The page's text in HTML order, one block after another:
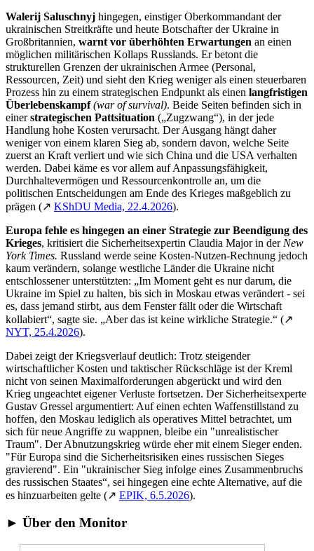
Walerij Saluschnyj hingegen, einstiger Oberkommandant der
ukrainischen Streitkräfte und heute Botschafter der Ukraine in
Großbritannien, warnt vor überhöhten Erwartungen an einen
möglichen militärischen Kollaps Russlands. Er betont die
strukturellen Grenzen der ukrainischen Armee (Personal,
Ressourcen, Zeit) und sieht den Krieg weniger als einen steuerbaren
Prozess hin zu einem strategischen Endpunkt als einen langfristigen
Überlebenskampf (war of survival). Beide Seiten befinden sich in
einerstrategischen Pattsituation („Zugzwang“), in der jede
Handlung hohe Kosten verursacht. Der Ausgang hängt daher
weniger von einem klaren Sieg ab, sondern davon, welche Seite
zuerst an Kraft verliert und wie sich China und die USA verhalten
werden. Dabei käme es vor allem auf Anpassungsfähigkeit,
Durchhaltevermögen und Ressourcenkontrolle an, um die
politischen Entscheidungen am Ende des Krieges maßgeblich zu
prägen (↗ KShDU Media, 22.4.2026).
Europa fehle es hingegen an einer Strategie zur Beendigung des
Krieges, kritisiert die Sicherheitsexpertin Claudia Major in der New
York Times. Russland werde seine Kosten-Nutzen-Rechnung jedoch
kaum verändern, solange westliche Länder die Ukraine nicht
entschlossener unterstützten: „Im Moment geht es nur darum, die
Ukraine im Spiel zu halten, bis sich in Moskau etwas verändert - sei
es, dass jemand stirbt, aus dem Fenster fällt oder die Wirtschaft
kollabiert“, sagte sie. „Aber das ist keine wirkliche Strategie.“ (↗
NYT, 25.4.2026).
Dabei zeigt der Kriegsverlauf deutlich: Trotz steigender
wirtschaftlicher Kosten und taktischer Rückschläge ist der Kreml
nicht von seinen Maximalforderungen abgerückt und wird den
Krieg ungeachtet eigener Verluste fortsetzen. Der Sicherheitsexperte
Gustav Gressel argumentiert: Auf einen echten Waffenstillstand zu
hoffen, den Moskau lediglich als operatives Mittel betrachtet, um
sich für neue Angriffe zu wappnen, bleibe ein "unrealistischer
Traum". Der Abnutzungskrieg würde eher mit einem Sieger enden.
"Für Europa sind die Sicherheitsrisiken eines russischen Sieges
gravierend". Ein "ukrainischer Sieg infolge eines Zusammenbruchs
des russischen Staates“, sei hingegen eine echte Alternative, auf die
es hinzuarbeiten gelte (↗ EPIK, 6.5.2026).
► Über den Monitor